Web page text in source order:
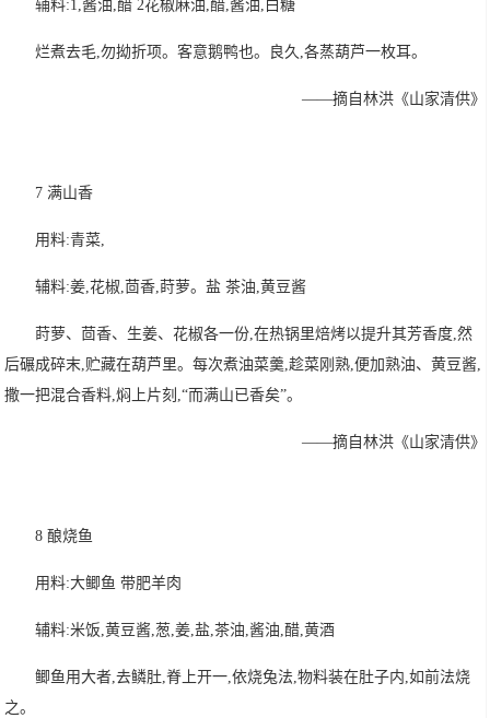
辅料:1,酱油,醋 2花椒麻油,醋,酱油,白糖
烂煮去毛,勿拗折项。客意鹅鸭也。良久,各蒸葫芦一枚耳。
——摘自林洪《山家清供》
7 满山香
用料:青菜,
辅料:姜,花椒,茴香,莳萝。盐 茶油,黄豆酱
莳萝、茴香、生姜、花椒各一份,在热锅里焙烤以提升其芳香度,然
后碾成碎末,贮藏在葫芦里。每次煮油菜羹,趁菜刚熟,便加熟油、黄豆酱,
撒一把混合香料,焖上片刻,“而满山已香矣”。
——摘自林洪《山家清供》
8 酿烧鱼
用料:大鲫鱼 带肥羊肉
辅料:米饭,黄豆酱,葱,姜,盐,茶油,酱油,醋,黄酒
鲫鱼用大者,去鳞肚,脊上开一,依烧兔法,物料装在肚子内,如前法烧
之。